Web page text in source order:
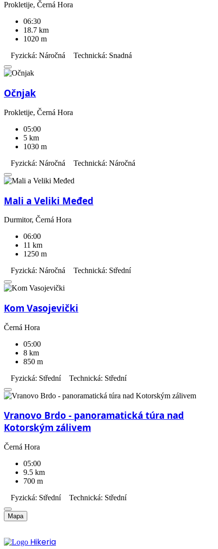
Prokletije, Černá Hora
06:30
18.7 km
1020 m
Fyzická: Náročná
Technická: Snadná
Očnjak
Prokletije, Černá Hora
05:00
5 km
1030 m
Fyzická: Náročná
Technická: Náročná
Mali a Veliki Međed
Durmitor, Černá Hora
06:00
11 km
1250 m
Fyzická: Náročná
Technická: Střední
Kom Vasojevički
Černá Hora
05:00
8 km
850 m
Fyzická: Střední
Technická: Střední
Vranovo Brdo - panoramatická túra nad
Kotorským zálivem
Černá Hora
05:00
9.5 km
700 m
Fyzická: Střední
Technická: Střední
Mapa
Hikeria